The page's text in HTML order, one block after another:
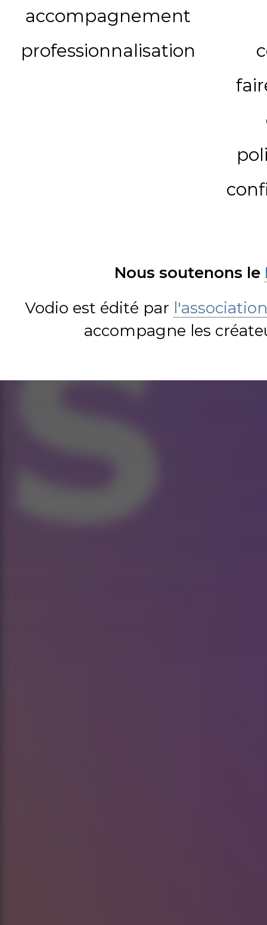
accompagnement
professionnalisation